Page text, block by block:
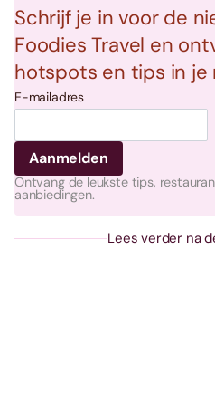
Schrijf je in voor de
Foodies Travel en
hotspots en tips in je
E-mailadres
Ontvang de leukste tips,
aanbiedingen.
Lees verder na